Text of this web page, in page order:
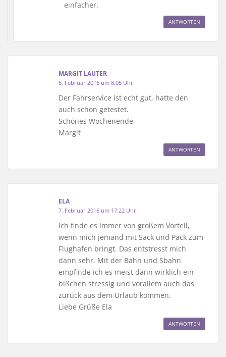
einfacher.
ANTWORTEN
MARGIT LAUTER
6. Februar 2016 um 8:05 Uhr
Der Fahrservice ist echt gut, hatte den
auch schon getestet.
Schönes Wochenende
Margit
ANTWORTEN
ELA
7. Februar 2016 um 17:22 Uhr
Ich finde es immer von großem Vorteil,
wenn mich jemand mit Sack und Pack zum
Flughafen bringt. Das entstresst mich
dann sehr. Mit der Bahn und Sbahn
empfinde ich es meist dann wirklich ein
bißchen stressig und vorallem auch das
zurück aus dem Urlaub kommen.
Liebe Grüße Ela
ANTWORTEN